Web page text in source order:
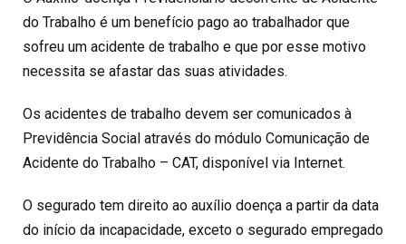
do Trabalho é um benefício pago ao trabalhador que
sofreu um acidente de trabalho e que por esse motivo
necessita se afastar das suas atividades.
Os acidentes de trabalho devem ser comunicados à
Previdência Social através do módulo Comunicação de
Acidente do Trabalho – CAT, disponível via Internet.
O segurado tem direito ao auxílio doença a partir da data
do início da incapacidade, exceto o segurado empregado